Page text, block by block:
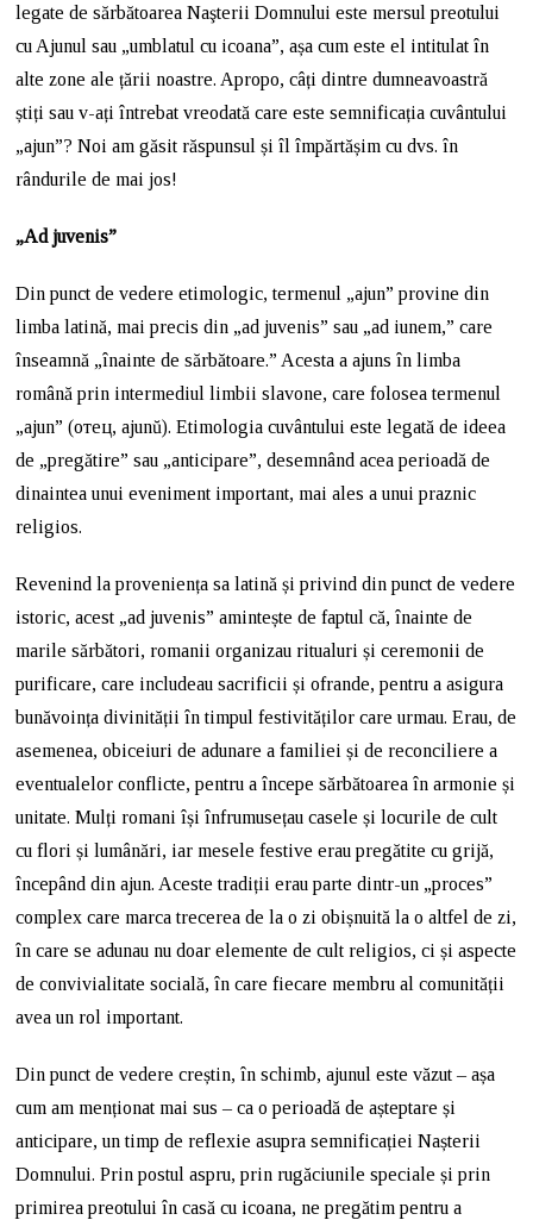
legate de sărbătoarea Naşterii Domnului este mersul preotului
cu Ajunul sau „umblatul cu icoana”, așa cum este el intitulat în
alte zone ale țării noastre. Apropo, câți dintre dumneavoastră
știți sau v-ați întrebat vreodată care este semnificația cuvântului
„ajun”? Noi am găsit răspunsul și îl împărtășim cu dvs. în
rândurile de mai jos!
„Ad juvenis”
Din punct de vedere etimologic, termenul „ajun” provine din
limba latină, mai precis din „ad juvenis” sau „ad iunem,” care
înseamnă „înainte de sărbătoare.” Acesta a ajuns în limba
română prin intermediul limbii slavone, care folosea termenul
„ajun” (отец, ajunŭ). Etimologia cuvântului este legată de ideea
de „pregătire” sau „anticipare”, desemnând acea perioadă de
dinaintea unui eveniment important, mai ales a unui praznic
religios.
Revenind la proveniența sa latină și privind din punct de vedere
istoric, acest „ad juvenis” amintește de faptul că, înainte de
marile sărbători, romanii organizau ritualuri și ceremonii de
purificare, care includeau sacrificii și ofrande, pentru a asigura
bunăvoința divinității în timpul festivităților care urmau. Erau, de
asemenea, obiceiuri de adunare a familiei și de reconciliere a
eventualelor conflicte, pentru a începe sărbătoarea în armonie și
unitate. Mulți romani își înfrumusețau casele și locurile de cult
cu flori și lumânări, iar mesele festive erau pregătite cu grijă,
începând din ajun. Aceste tradiții erau parte dintr-un „proces”
complex care marca trecerea de la o zi obișnuită la o altfel de zi,
în care se adunau nu doar elemente de cult religios, ci și aspecte
de convivialitate socială, în care fiecare membru al comunității
avea un rol important.
Din punct de vedere creștin, în schimb, ajunul este văzut – așa
cum am menționat mai sus – ca o perioadă de așteptare și
anticipare, un timp de reflexie asupra semnificației Nașterii
Domnului. Prin postul aspru, prin rugăciunile speciale și prin
primirea preotului în casă cu icoana, ne pregătim pentru a